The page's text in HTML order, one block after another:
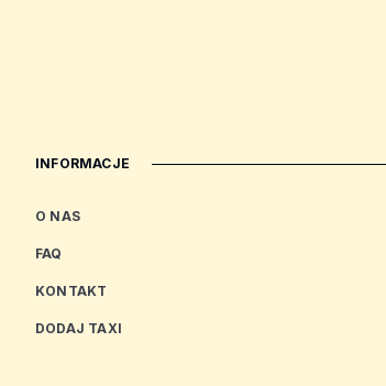
INFORMACJE
O NAS
FAQ
KONTAKT
DODAJ TAXI